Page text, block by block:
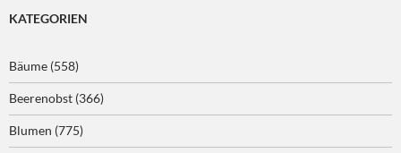
KATEGORIEN
Bäume (558)
Beerenobst (366)
Blumen (775)